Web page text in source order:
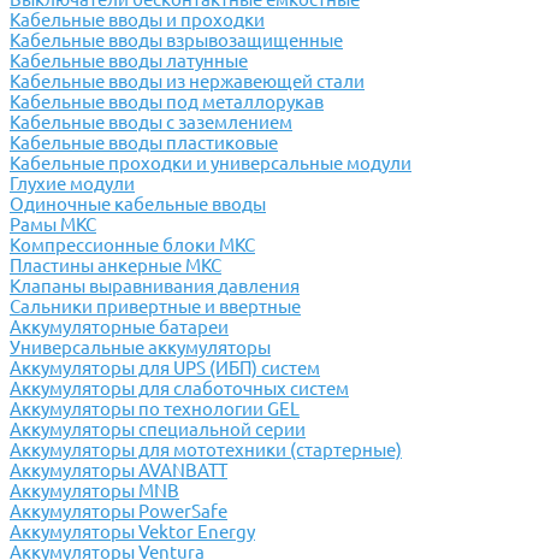
Кабельные вводы и проходки
Кабельные вводы взрывозащищенные
Кабельные вводы латунные
Кабельные вводы из нержавеющей стали
Кабельные вводы под металлорукав
Кабельные вводы с заземлением
Кабельные вводы пластиковые
Кабельные проходки и универсальные модули
Глухие модули
Одиночные кабельные вводы
Рамы МКС
Компрессионные блоки МКС
Пластины анкерные МКС
Клапаны выравнивания давления
Сальники привертные и ввертные
Аккумуляторные батареи
Универсальные аккумуляторы
Аккумуляторы для UPS (ИБП) систем
Аккумуляторы для слаботочных систем
Аккумуляторы по технологии GEL
Аккумуляторы специальной серии
Аккумуляторы для мототехники (стартерные)
Аккумуляторы AVANBATT
Аккумуляторы MNB
Аккумуляторы PowerSafe
Аккумуляторы Vektor Energy
Аккумуляторы Ventura